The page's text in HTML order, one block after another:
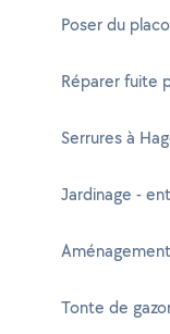
Poser du
Réparer fuite
Serrures à
Jardinage -
Tonte de